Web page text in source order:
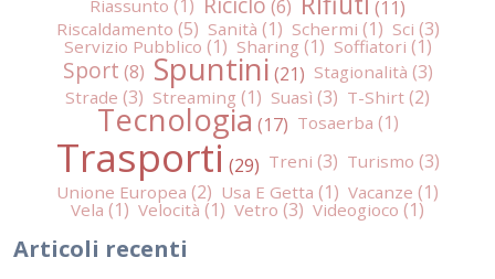
Riassunto
Riscaldamento Sanità Schermi
Sci
Servizio Pubblico
Sharing Soffiatori
Sport Spuntini
Stagionalità
Strade
Streaming Suasì T-Shirt
Tecnologia Tosaerba
Trasporti Treni
Turismo
Unione Europea
Usa E Getta
Vacanze
Vela
Velocità Vetro Videogioco
Articoli recenti